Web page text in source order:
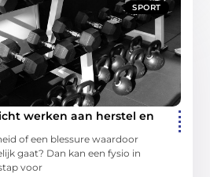
SPORT
werken aan herstel en
of een blessure waardoor
gaat? Dan kan een fysio in
voor